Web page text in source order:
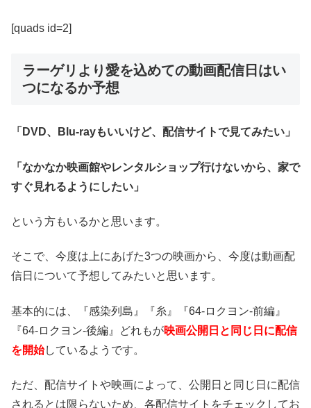
[quads id=2]
ラーゲリより愛を込めての動画配信日はい
つになるか予想
「DVD、Blu-rayもいいけど、配信サイトで見てみたい」
「なかなか映画館やレンタルショップ行けないから、家で
すぐ見れるようにしたい」
という方もいるかと思います。
そこで、今度は上にあげた3つの映画から、今度は動画配
信日について予想してみたいと思います。
基本的には、『感染列島』『糸』『64-ロクヨン-前編』
『64-ロクヨン-後編』どれもが映画公開日と同じ日に配信
を開始しているようです。
ただ、配信サイトや映画によって、公開日と同じ日に配信
されるとは限らないため、各配信サイトをチェックしてお